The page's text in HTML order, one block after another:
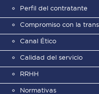
Perfil del contratante
Compromiso con la
Canal Ético
Calidad del servicio
RRHH
Normativas